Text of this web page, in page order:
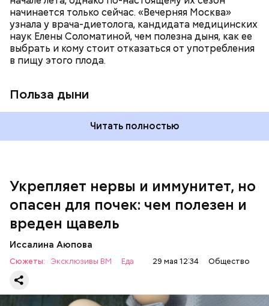
начинается только сейчас. «Вечерняя Москва»
узнала у врача-диетолога, кандидата медицинских
наук Елены Соломатиной, чем полезна дыня, как ее
выбрать и кому стоит отказаться от употребления
в пищу этого плода.
Польза дыни
спазмироваться.
Читать полностью
Укрепляет нервы и иммунитет, но
опасен для почек: чем полезен и
вреден щавель
Иссалина Аюпова
Сюжеты: Эксклюзивы ВМ Еда 29 мая 12:34 Общество
— Если человек уже болеет мочекаменной
болезнью, щавель ему не рекомендуется. При
артрите, гастрите, холецистите, синдроме
раздраженного кишечника, язвах и панкреатите
продукт тоже лучше исключить из рациона, —
предупредила врач. — Он может привести к
повышению кислотности желудка и раздражать
слизистые оболочки.
По мнению специалиста, здоровому человеку
достаточно включать щавель в рацион несколько
виде или припущенном на сковороде.